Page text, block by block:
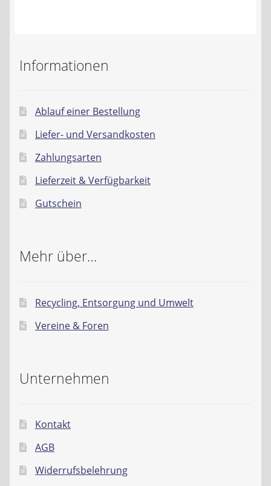
Widerrufsbelehrung
Datenschutzerklärung
Impressum
Informationen
Ablauf einer Bestellung
Liefer- und Versandkosten
Zahlungsarten
Lieferzeit & Verfügbarkeit
Gutschein
Mehr über…
Recycling, Entsorgung und Umwelt
Vereine & Foren
Unternehmen
Kontakt
AGB
Widerrufsbelehrung